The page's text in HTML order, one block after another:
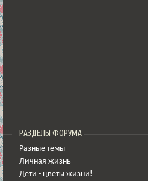
РАЗДЕЛЫ ФОРУМА
Разные темы
Личная жизнь
Дети - цветы жизни!